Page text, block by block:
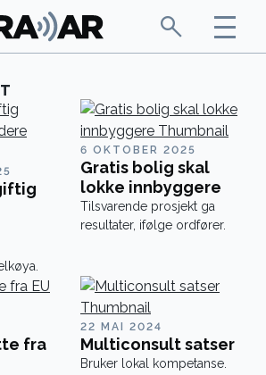
6 OKTOBER 2025
Gratis bolig skal
lokke innbyggere
Tilsvarende prosjekt ga
resultater, ifølge ordfører.
fra
22 MAI 2024
Multiconsult satser
Bruker lokal kompetanse.